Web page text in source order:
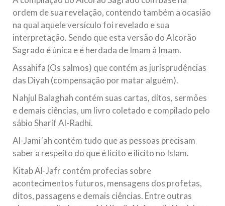
ordem de sua revelação, contendo também a ocasião
na qual aquele versículo foi revelado e sua
interpretação. Sendo que esta versão do Alcorão
Sagrado é única e é herdada de Imam à Imam.
Assahifa (Os salmos) que contém as jurisprudências
das Diyah (compensação por matar alguém).
Nahjul Balaghah contém suas cartas, ditos, sermões
e demais ciências, um livro coletado e compilado pelo
sábio Sharif Al-Radhi.
Al-Jami´ah contém tudo que as pessoas precisam
saber a respeito do que é lícito e ilícito no Islam.
Kitab Al-Jafr contém profecias sobre
acontecimentos futuros, mensagens dos profetas,
ditos, passagens e demais ciências. Entre outras